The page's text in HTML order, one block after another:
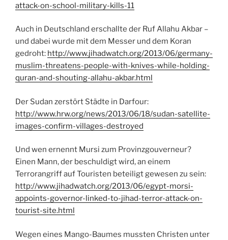
attack-on-school-military-kills-11
Auch in Deutschland erschallte der Ruf Allahu Akbar –
und dabei wurde mit dem Messer und dem Koran
gedroht: http://www.jihadwatch.org/2013/06/germany-
muslim-threatens-people-with-knives-while-holding-
quran-and-shouting-allahu-akbar.html
Der Sudan zerstört Städte in Darfour:
http://www.hrw.org/news/2013/06/18/sudan-satellite-
images-confirm-villages-destroyed
Und wen ernennt Mursi zum Provinzgouverneur?
Einen Mann, der beschuldigt wird, an einem
Terrorangriff auf Touristen beteiligt gewesen zu sein:
http://www.jihadwatch.org/2013/06/egypt-morsi-
appoints-governor-linked-to-jihad-terror-attack-on-
tourist-site.html
Wegen eines Mango-Baumes mussten Christen unter